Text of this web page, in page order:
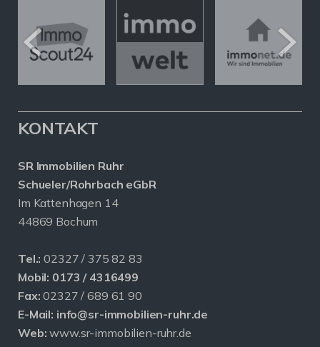
KONTAKT
SR Immobilien Ruhr
Schueler/Rohrbach eGbR
Im Kattenhagen 14
44869 Bochum
Tel.: 02327 / 375 82 83
Mobil: 0173 / 4316499
Fax: 02327 / 689 61 90
E-Mail: info@sr-immobilien-ruhr.de
Web: www.sr-immobilien-ruhr.de